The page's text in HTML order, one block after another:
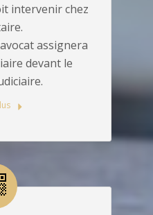
intervenir chez
assignera
devant le